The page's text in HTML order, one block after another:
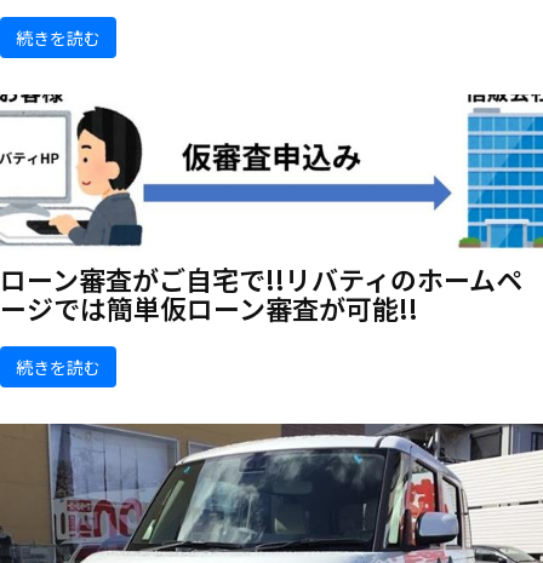
続きを読む
ローン審査がご自宅で!!リバティのホームペ
ージでは簡単仮ローン審査が可能!!
続きを読む